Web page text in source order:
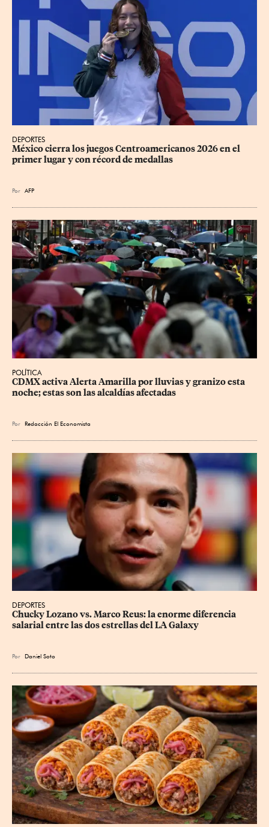
DEPORTES
México cierra los juegos Centroamericanos 2026 en el
primer lugar y con récord de medallas
Por AFP
POLÍTICA
CDMX activa Alerta Amarilla por lluvias y granizo esta
noche; estas son las alcaldías afectadas
Por Redacción El Economista
DEPORTES
Chucky Lozano vs. Marco Reus: la enorme diferencia
salarial entre las dos estrellas del LA Galaxy
Por Daniel Soto